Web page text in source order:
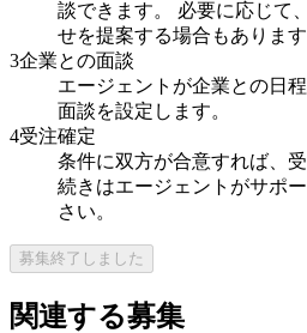
談できます。 必要に応じて
せを提案する場合もあります
3企業との面談
エージェントが企業との日
面談を設定します。
4受注確定
条件に双方が合意すれば、
続きはエージェントがサポ
さい。
募集終了しました
関連する募集